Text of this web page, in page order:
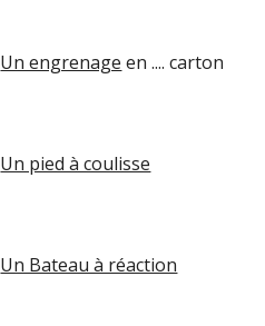
Un engrenage en .... carton
Un pied à coulisse
Un Bateau à réaction